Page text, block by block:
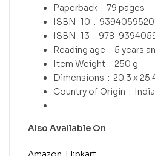
Paperback ‏ : ‎ 79 pages
ISBN-10 ‏ : ‎ 9394059520
ISBN-13 ‏ : ‎ 978-
Reading age ‏ : ‎ 5 years
Item Weight ‏ : ‎ 250 g
Dimensions ‏ : ‎ 20.3 x
Country of Origin ‏ : ‎ India
Also Available On